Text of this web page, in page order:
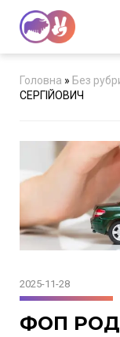
Головна » Без
СЕРГІЙОВИЧ
2025-11-28
ФОП